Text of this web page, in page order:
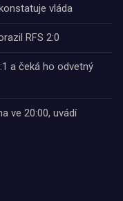
vláda
RFS 2:0
a čeká ho odvetný
ve 20:00, uvádí